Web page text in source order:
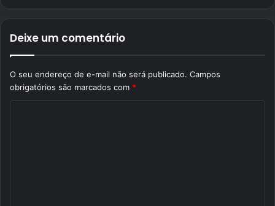
Deixe um comentário
O seu endereço de e-mail não será publicado. Campos
obrigatórios são marcados com *